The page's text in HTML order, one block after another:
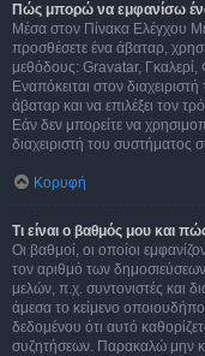
Πώς μπορώ να εμφανίσω
Μέσα στον Πίνακα Ελέγχου
προσθέσετε ένα άβαταρ,
μεθόδους: Gravatar,
Εναπόκειται στον
άβαταρ και να επιλέξει τον
Εάν δεν μπορείτε να
διαχειριστή του συστήματος
Κορυφή
Τι είναι ο βαθμός μου και
Οι βαθμοί, οι οποίοι
τον αριθμό των δημοσιεύσεων
μελών, π.χ. συντονιστές και
άμεσα το κείμενο
δεδομένου ότι αυτό
συζητήσεων. Παρακαλώ μην